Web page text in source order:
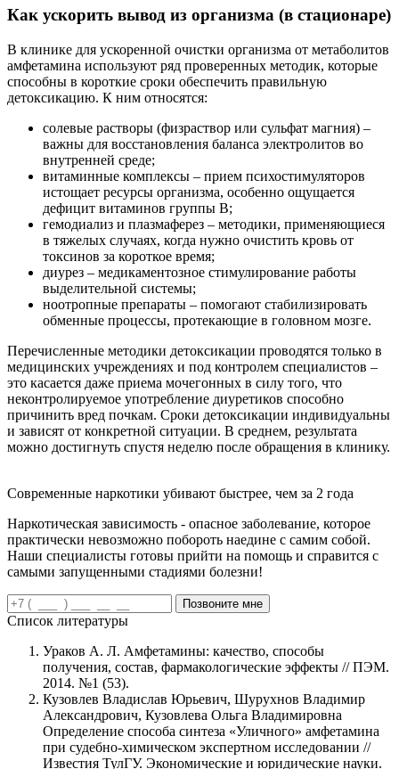
Как ускорить вывод из организма (в стационаре)
В клинике для ускоренной очистки организма от метаболитов
амфетамина используют ряд проверенных методик, которые
способны в короткие сроки обеспечить правильную
детоксикацию. К ним относятся:
солевые растворы (физраствор или сульфат магния) –
важны для восстановления баланса электролитов во
внутренней среде;
витаминные комплексы – прием психостимуляторов
истощает ресурсы организма, особенно ощущается
дефицит витаминов группы В;
гемодиализ и плазмаферез – методики, применяющиеся
в тяжелых случаях, когда нужно очистить кровь от
токсинов за короткое время;
диурез – медикаментозное стимулирование работы
выделительной системы;
ноотропные препараты – помогают стабилизировать
обменные процессы, протекающие в головном мозге.
Перечисленные методики детоксикации проводятся только в
медицинских учреждениях и под контролем специалистов –
это касается даже приема мочегонных в силу того, что
неконтролируемое употребление диуретиков способно
причинить вред почкам. Сроки детоксикации индивидуальны
и зависят от конкретной ситуации. В среднем, результата
можно достигнуть спустя неделю после обращения в клинику.
Современные наркотики убивают быстрее, чем за 2 года
Наркотическая зависимость - опасное заболевание, которое
практически невозможно побороть наедине с самим собой.
Наши специалисты готовы прийти на помощь и справится с
самыми запущенными стадиями болезни!
Позвоните мне
Список литературы
Ураков А. Л. Амфетамины: качество, способы
получения, состав, фармакологические эффекты // ПЭМ.
2014. №1 (53).
Кузовлев Владислав Юрьевич, Шурухнов Владимир
Александрович, Кузовлева Ольга Владимировна
Определение способа синтеза «Уличного» амфетамина
при судебно-химическом экспертном исследовании //
Известия ТулГУ. Экономические и юридические науки.